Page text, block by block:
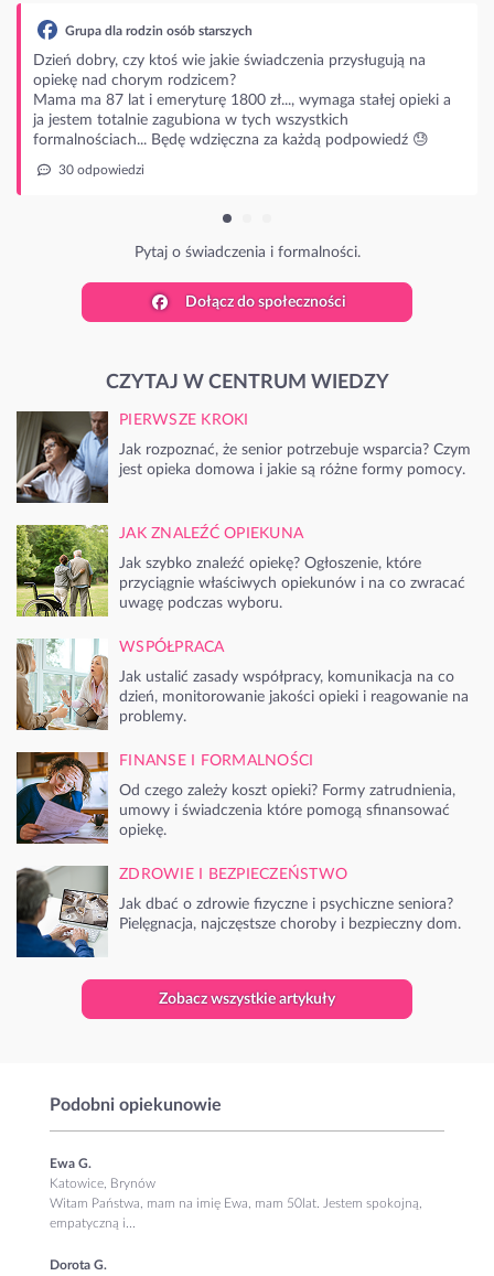
dla rodzin osób starszych
czy ktoś wie jakie świadczenia przysługują na
nad chorym rodzicem?
ma 87 lat i emeryturę 1800 zł..., wymaga stałej opieki a
totalnie zagubiona w tych wszystkich
Będę wdzięczna za każdą podpowiedź 😓
Pytaj o świadczenia i formalności.
Dołącz do społeczności
CZYTAJ W CENTRUM WIEDZY
PIERWSZE KROKI
Jak rozpoznać, że senior potrzebuje wsparcia? Czym
jest opieka domowa i jakie są różne formy pomocy.
JAK ZNALEŹĆ OPIEKUNA
Jak szybko znaleźć opiekę? Ogłoszenie, które
przyciągnie właściwych opiekunów i na co zwracać
uwagę podczas wyboru.
WSPÓŁPRACA
Jak ustalić zasady współpracy, komunikacja na co
dzień, monitorowanie jakości opieki i reagowanie na
problemy.
FINANSE I FORMALNOŚCI
Od czego zależy koszt opieki? Formy zatrudnienia,
umowy i świadczenia które pomogą sfinansować
opiekę.
ZDROWIE I BEZPIECZEŃSTWO
Jak dbać o zdrowie fizyczne i psychiczne seniora?
Pielęgnacja, najczęstsze choroby i bezpieczny dom.
Zobacz wszystkie artykuły
Podobni opiekunowie
Ewa G.
Katowice, Brynów
Witam Państwa, mam na imię Ewa, mam 50lat. Jestem spokojną,
empatyczną i...
Dorota G.